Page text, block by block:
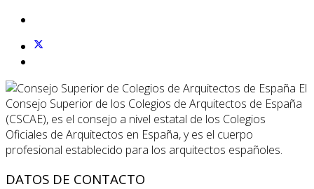
El
Consejo Superior de los Colegios de Arquitectos de España
(CSCAE), es el consejo a nivel estatal de los Colegios
Oficiales de Arquitectos en España, y es el cuerpo
profesional establecido para los arquitectos españoles.
DATOS DE CONTACTO